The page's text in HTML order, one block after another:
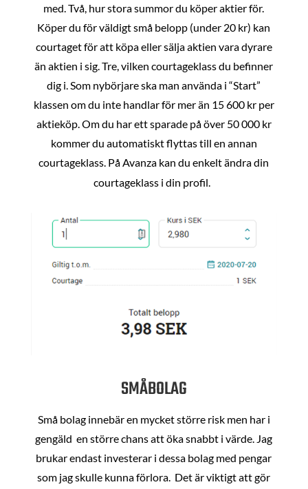
med. Två, hur stora summor du köper aktier för.
Köper du för väldigt små belopp (under 20 kr) kan
courtaget för att köpa eller sälja aktien vara dyrare
än aktien i sig. Tre, vilken courtageklass du befinner
dig i. Som nybörjare ska man använda i “Start”
klassen om du inte handlar för mer än 15 600 kr per
aktieköp. Om du har ett sparade på över 50 000 kr
kommer du automatiskt flyttas till en annan
courtageklass. På Avanza kan du enkelt ändra din
courtageklass i din profil.
SMÅBOLAG
Små bolag innebär en mycket större risk men har i
gengäld en större chans att öka snabbt i värde. Jag
brukar endast investerar i dessa bolag med pengar
som jag skulle kunna förlora. Det är viktigt att gör